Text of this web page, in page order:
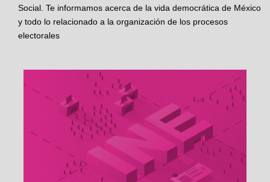
Social. Te informamos acerca de la vida democrática de México
y todo lo relacionado a la organización de los procesos
electorales